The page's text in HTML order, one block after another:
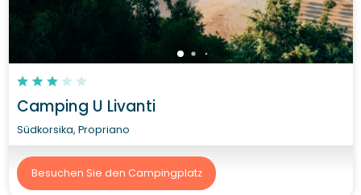
Camping U Livanti
Südkorsika, Propriano
Besuchen Sie den Campingplatz